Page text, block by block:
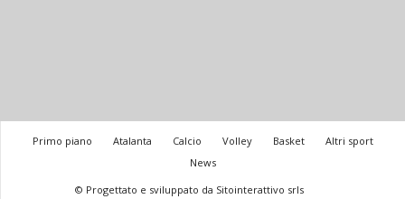
Primo piano Atalanta Calcio Volley Basket
Altri sport
News
© Progettato e sviluppato da Sitointerattivo srls